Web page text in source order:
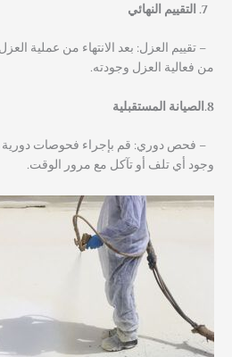
التقييم النهائي
– تقييم العزل: بعد الانتهاء من عملية
من فعالية العزل وجودته.
8.الصيانة المستقبلية
– فحص دوري: قم بإجراء فحوصات دورية
وجود أي تلف أو تآكل مع مرور الوقت.